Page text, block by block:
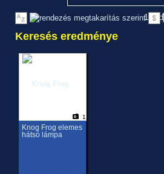
1.
Keresés eredménye
1
Knog Frog elemes
hátsó lámpa